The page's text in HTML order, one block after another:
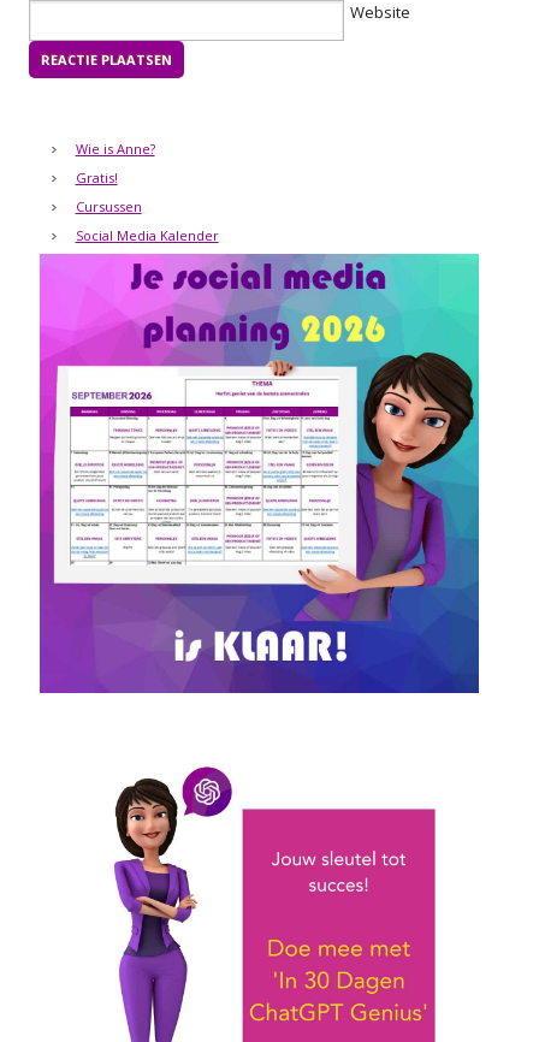
Website
Wie is Anne?
Gratis!
Cursussen
Social Media Kalender